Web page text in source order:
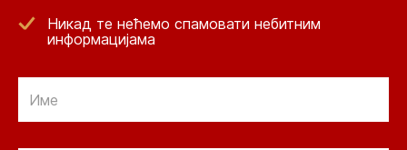
Никад те нећемо спамовати небитним
информацијама